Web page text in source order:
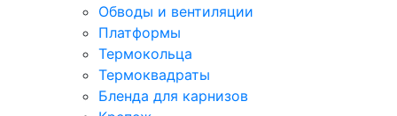
Обводы и вентиляции
Платформы
Термокольца
Термоквадраты
Бленда для карнизов